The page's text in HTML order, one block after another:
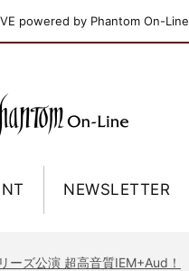
powered by Phantom On-Line
NEWSLETTER
ド州 2公演 SBD 完全収録！
ズ公演 超高音質IEM+Aud！